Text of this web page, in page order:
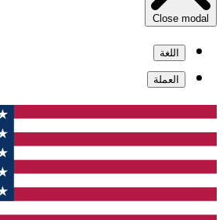
Close modal
اللغة
العملة